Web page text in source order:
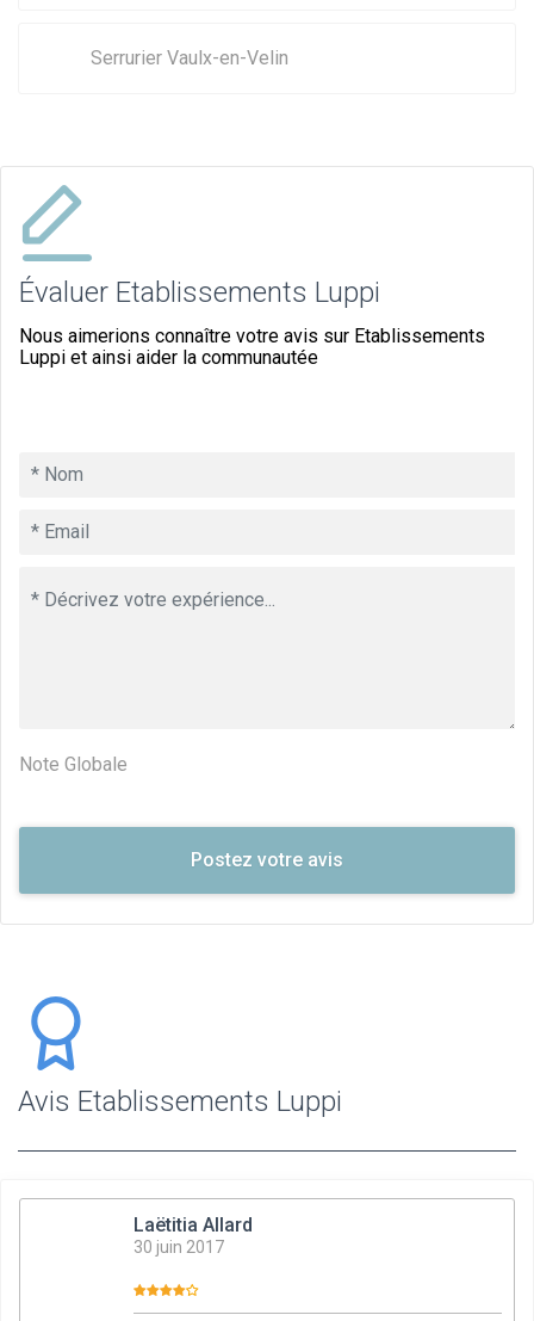
Serrurier Vaulx-en-Velin
Évaluer Etablissements Luppi
Nous aimerions connaître votre avis sur Etablissements
Luppi et ainsi aider la communautée
Note Globale
Avis Etablissements Luppi
Laëtitia Allard
30 juin 2017